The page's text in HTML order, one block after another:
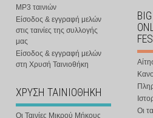
MP3 ταινιών
Είσοδος & εγγραφή μελών
στις ταινίες της συλλογής
μας
Είσοδος & εγγραφή μελών
στη Χρυσή Ταινιοθήκη
ΧΡΥΣΗ ΤΑΙΝΙΟΘΗΚΗ
Οι Ταινίες Μικρού Μήκους
Οι